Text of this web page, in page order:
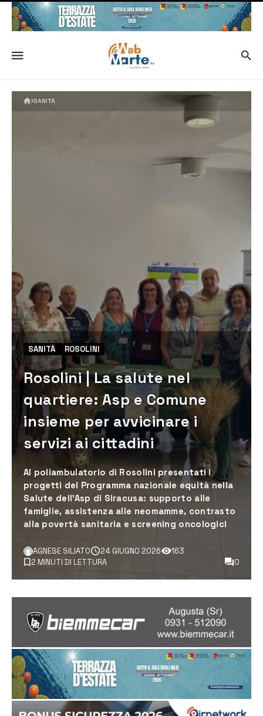
SANITÀ
SANITÀ ROSOLINI
Rosolini | La salute nel
quartiere: Asp e Comune
insieme per avvicinare i
servizi ai cittadini
Al poliambulatorio di Rosolini presentati i
progetti del Programma nazionale equità nella
Salute dell’Asp di Siracusa: supporto alle
famiglie, assistenza alle neomamme, contrasto
alla povertà sanitaria e screening oncologici
AGNESE SILIATO 24 GIUGNO 2026
163
2 MINUTI DI LETTURA
0